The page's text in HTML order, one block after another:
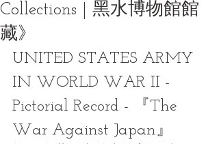
Collections | 黑水博物館館
藏》
UNITED STATES ARMY
IN WORLD WAR II -
Pictorial Record - 『The
War Against Japan』